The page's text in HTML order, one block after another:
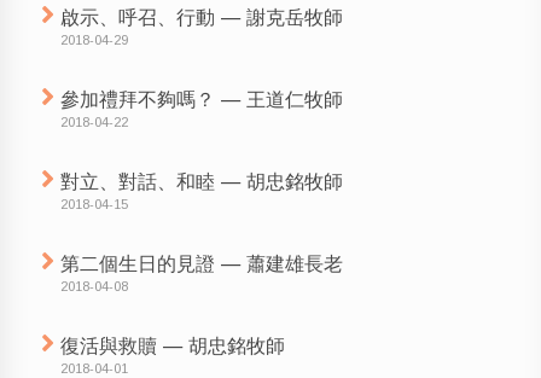
啟示、呼召、行動 — 謝克岳牧師
2018-04-29
參加禮拜不夠嗎？ — 王道仁牧師
2018-04-22
對立、對話、和睦 — 胡忠銘牧師
2018-04-15
第二個生日的見證 — 蕭建雄長老
2018-04-08
復活與救贖 — 胡忠銘牧師
2018-04-01